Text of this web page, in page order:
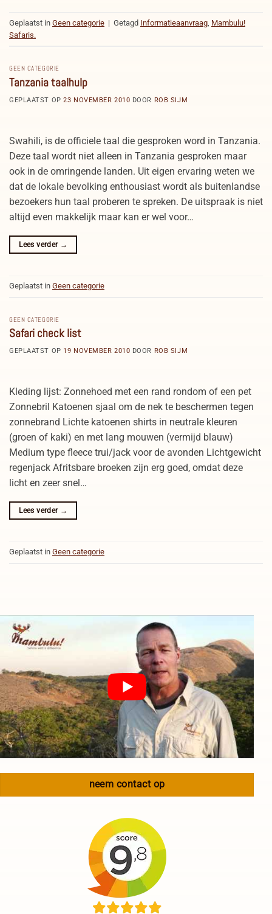
Geplaatst in Geen categorie | Getagd Informatieaanvraag Mambulu!
Safaris.
GEEN CATEGORIE
Tanzania taalhulp
GEPLAATST OP23 NOVEMBER 2010 DOOR ROB SIJM
Swahili, is de officiele taal die gesproken word in Tanzania.
Deze taal wordt niet alleen in Tanzania gesproken maar
ook in de omringende landen. Uit eigen ervaring weten we
dat de lokale bevolking enthousiast wordt als buitenlandse
bezoekers hun taal proberen te spreken. De uitspraak is niet
altijd even makkelijk maar kan er wel voor…
Lees verder →
Geplaatst in Geen categorie
GEEN CATEGORIE
Safari check list
GEPLAATST OP 19 NOVEMBER 2010 DOOR ROB SIJM
Kleding lijst: Zonnehoed met een rand rondom of een pet
Zonnebril Katoenen sjaal om de nek te beschermen tegen
zonnebrand Lichte katoenen shirts in neutrale kleuren
(groen of kaki) en met lang mouwen (vermijd blauw)
Medium type fleece trui/jack voor de avonden Lichtgewicht
regenjack Afritsbare broeken zijn erg goed, omdat deze
licht en zeer snel…
Lees verder →
Geplaatst in Geen categorie
neem contact op